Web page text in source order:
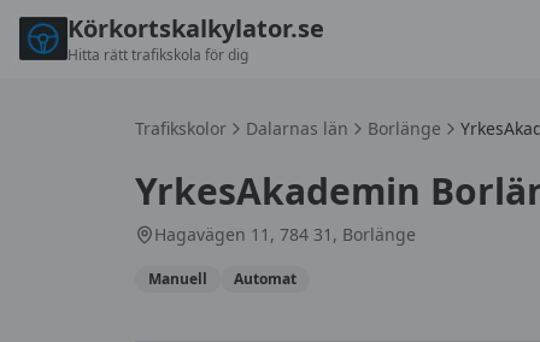
Körkortskalkylator.se
Hitta rätt trafikskola för dig
Trafikskolor Dalarnas län Borlänge
YrkesAkademin
Hagavägen 11, 784 31, Borlänge
Manuell Automat